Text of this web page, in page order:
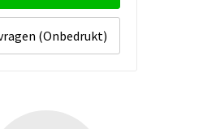
(Onbedrukt)